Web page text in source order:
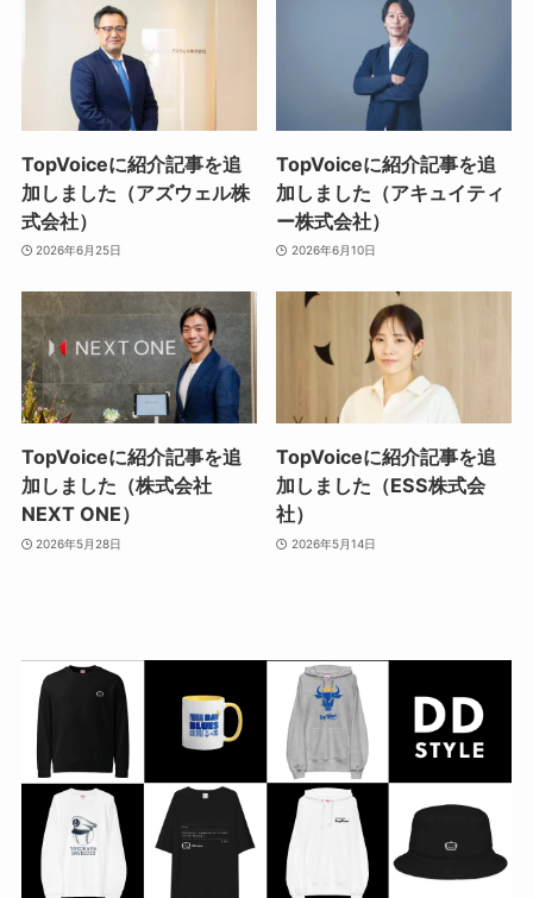
TopVoiceに紹介記事を追
加しました（アズウェル株
式会社）
2026年6月25日
TopVoiceに紹介記事を追
加しました（アキュイティ
ー株式会社）
2026年6月10日
TopVoiceに紹介記事を追
加しました（株式会社
NEXT ONE）
2026年5月28日
TopVoiceに紹介記事を追
加しました（ESS株式会
社）
2026年5月14日